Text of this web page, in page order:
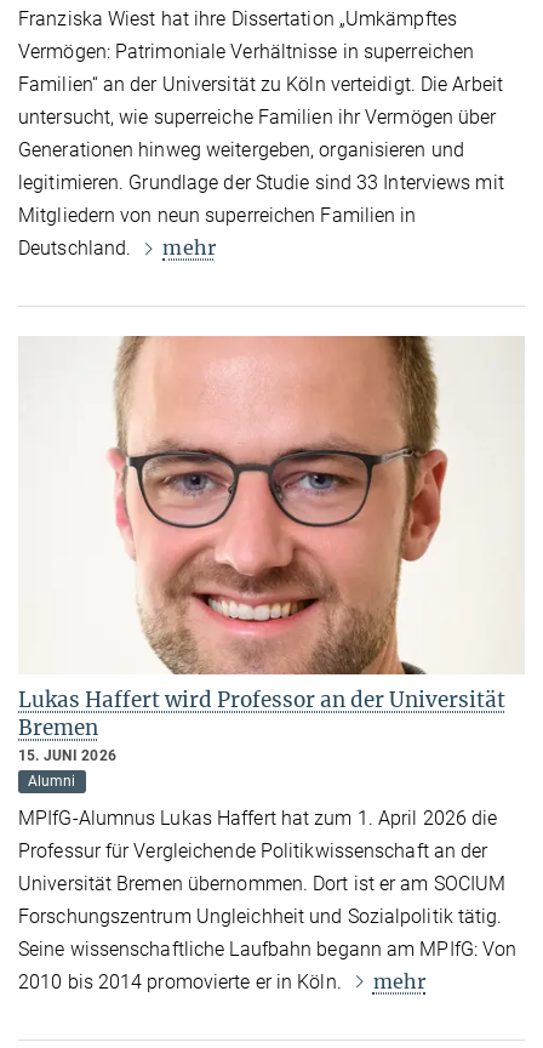
Franziska Wiest hat ihre Dissertation „Umkämpftes
Vermögen: Patrimoniale Verhältnisse in superreichen
Familien“ an der Universität zu Köln verteidigt. Die Arbeit
untersucht, wie superreiche Familien ihr Vermögen über
Generationen hinweg weitergeben, organisieren und
legitimieren. Grundlage der Studie sind 33 Interviews mit
Mitgliedern von neun superreichen Familien in
Deutschland.
mehr
Lukas Haffert wird Professor an der Universität
Bremen
15. JUNI 2026
Alumni
MPIfG-Alumnus Lukas Haffert hat zum 1. April 2026 die
Professur für Vergleichende Politikwissenschaft an der
Universität Bremen übernommen. Dort ist er am SOCIUM
Forschungszentrum Ungleichheit und Sozialpolitik tätig.
Seine wissenschaftliche Laufbahn begann am MPIfG: Von
2010 bis 2014 promovierte er in Köln.
mehr